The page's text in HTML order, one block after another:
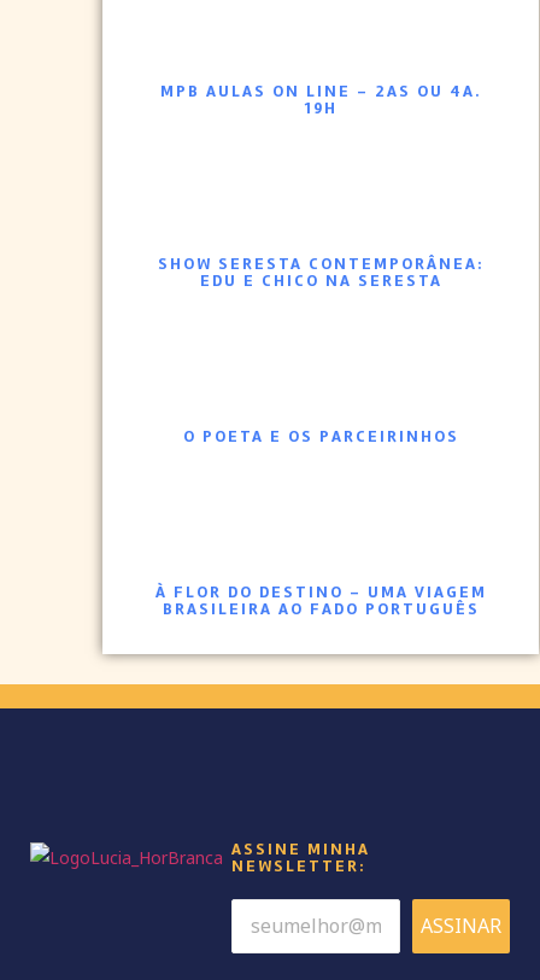
MPB AULAS ON LINE – 2AS OU 4A.
19H
SHOW SERESTA CONTEMPORÂNEA:
EDU E CHICO NA SERESTA
O POETA E OS PARCEIRINHOS
À FLOR DO DESTINO – UMA VIAGEM
BRASILEIRA AO FADO PORTUGUÊS
ASSINE MINHA
NEWSLETTER:
ASSINAR